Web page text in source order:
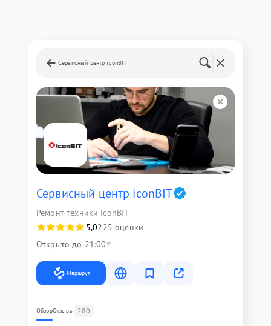
Сервисный центр iconBIT
Сервисный центр iconBIT
Ремонт техники iconBIT
5,0225 оценки
Открыто до 21:00
Маршрут
ОбзорОтзывы 280